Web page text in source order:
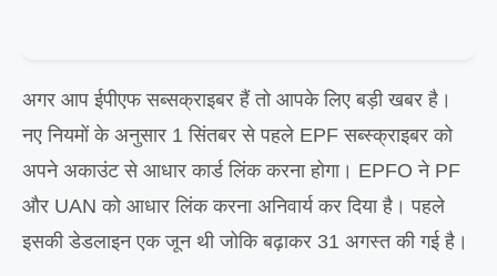
अगर आप ईपीएफ सब्सक्राइबर हैं तो आपके लिए बड़ी खबर है।
नए नियमों के अनुसार 1 सिंतबर से पहले EPF सब्स्क्राइबर को
अपने अकाउंट से आधार कार्ड लिंक करना होगा। EPFO ने PF
और UAN को आधार लिंक करना अनिवार्य कर दिया है। पहले
इसकी डेडलाइन एक जून थी जोकि बढ़ाकर 31 अगस्त की गई है।